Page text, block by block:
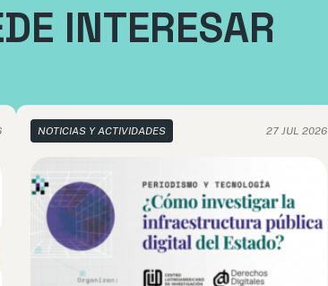
INTERESAR
NOTICIAS Y ACTIVIDADES 27 JUL 2026